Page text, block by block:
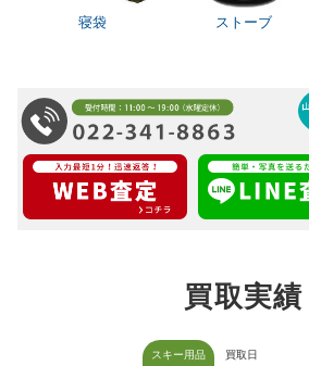
寝袋 ストーブ
買取実績
スキー用品
買取日